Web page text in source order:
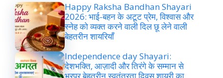
Happy Raksha Bandhan Shayari
2026: भाई-बहन के अटूट प्रेम, विश्वास और
स्नेह को व्यक्त करने वाली दिल छू लेने वाली
बेहतरीन शायरियाँ
Independence day Shayari:
देशभक्ति, आज़ादी और तिरंगे के सम्मान से
भरपूर बेहतरीन स्वतंत्रता दिवस शायरी का